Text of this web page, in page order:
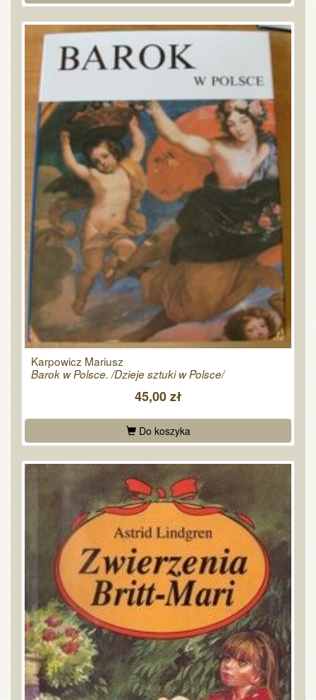
Karpowicz Mariusz
Barok w Polsce. /Dzieje sztuki w Polsce/
45,00 zł
Do koszyka